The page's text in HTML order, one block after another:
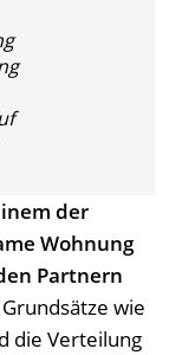
der
Wohnung
Partnern
wie
die Verteilung